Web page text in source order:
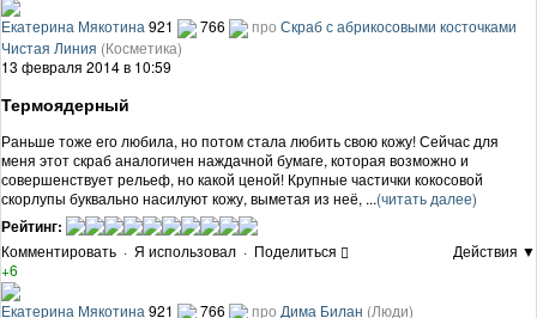
Екатерина Мякотина 921 766 про Скраб с абрикосовыми косточками
Чистая Линия (Косметика)
13 февраля 2014 в 10:59
Термоядерный
Раньше тоже его любила, но потом стала любить свою кожу! Сейчас для
меня этот скраб аналогичен наждачной бумаге, которая возможно и
совершенствует рельеф, но какой ценой! Крупные частички кокосовой
скорлупы буквально насилуют кожу, выметая из неё, ...(читать далее)
Рейтинг:
Комментировать · Я использовал · Поделиться
Действия ▼
+6
Екатерина Мякотина 921 766 про Дима Билан (Люди)